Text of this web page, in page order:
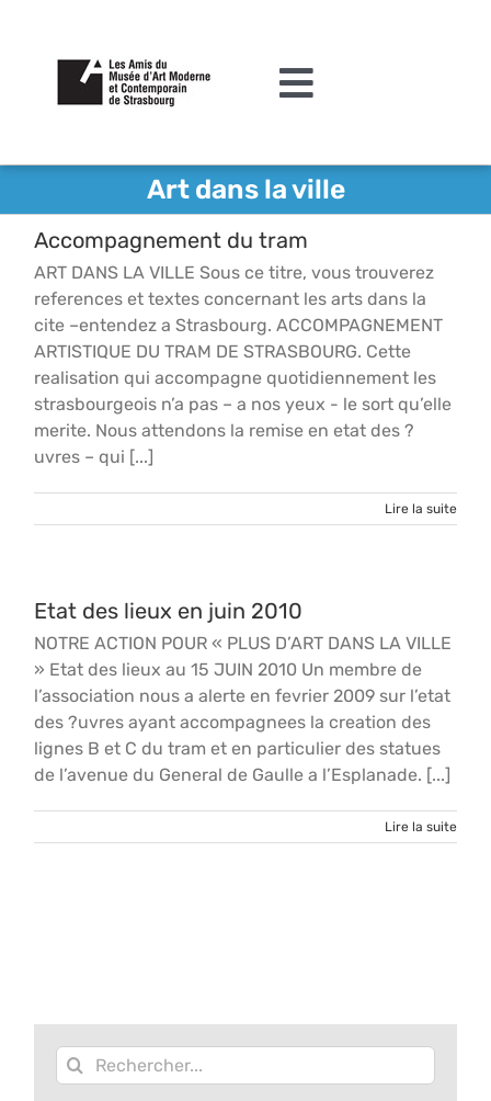
contenu
Toggle
L’association
Agenda
Actualités
Acquisitions et mécénat
Editions
Le MAMCS
Contact
Art dans la ville
Accompagnement du tram
ART DANS LA VILLE Sous ce titre, vous trouverez
references et textes concernant les arts dans la
cite –entendez a Strasbourg. ACCOMPAGNEMENT
ARTISTIQUE DU TRAM DE STRASBOURG. Cette
realisation qui accompagne quotidiennement les
strasbourgeois n’a pas – a nos yeux - le sort qu’elle
merite. Nous attendons la remise en etat des ?
uvres – qui [...]
Lire la suite
Etat des lieux en juin 2010
NOTRE ACTION POUR « PLUS D’ART DANS LA VILLE
» Etat des lieux au 15 JUIN 2010 Un membre de
l’association nous a alerte en fevrier 2009 sur l’etat
des ?uvres ayant accompagnees la creation des
lignes B et C du tram et en particulier des statues
de l’avenue du General de Gaulle a l’Esplanade. [...]
Lire la suite
Rechercher: